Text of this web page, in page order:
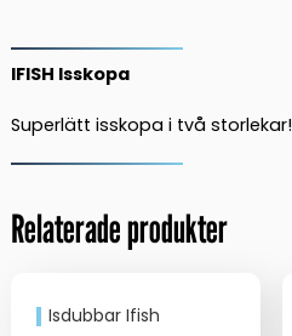
IFISH Isskopa
Superlätt isskopa i två storlekar!
Relaterade produkter
Isdubbar Ifish